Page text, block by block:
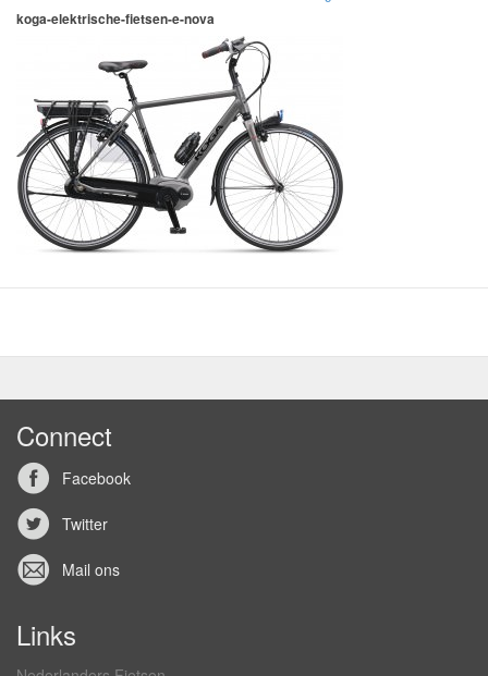
koga-elektrische-fietsen-e-nova
Connect
Facebook
Twitter
Mail ons
Links